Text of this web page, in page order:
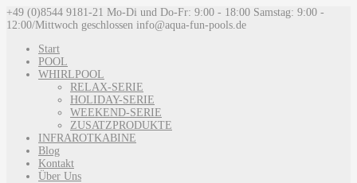
+49 (0)8544 9181-21 Mo-Di und Do-Fr: 9:00 - 18:00 Samstag: 9:00 -
12:00/Mittwoch geschlossen info@aqua-fun-pools.de
Start
POOL
WHIRLPOOL
RELAX-SERIE
HOLIDAY-SERIE
WEEKEND-SERIE
ZUSATZPRODUKTE
INFRAROTKABINE
Blog
Kontakt
Über Uns